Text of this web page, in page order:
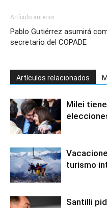
Artículo anterior
Pablo Gutiérrez asumirá
secretario del COPADE
Artículos relacionados
Milei
turismo
Santilli